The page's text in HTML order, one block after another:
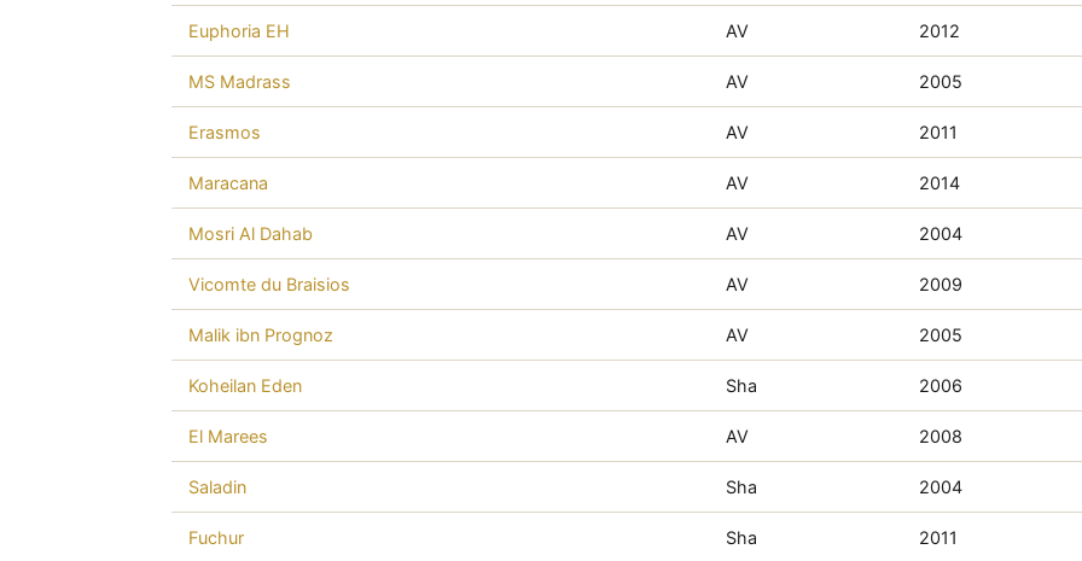
Euphoria EH AV 2012
MS Madrass AV 2005
Erasmos AV 2011
Maracana AV 2014
Mosri Al Dahab AV 2004
Vicomte du Braisios AV 2009
Malik ibn Prognoz AV 2005
Koheilan Eden Sha 2006
El Marees AV 2008
Saladin Sha 2004
Fuchur Sha 2011